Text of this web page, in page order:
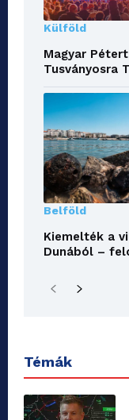
Külföld
Magyar
Tusványosra
Belföld
Kiemelték a
Dunából –
Témák